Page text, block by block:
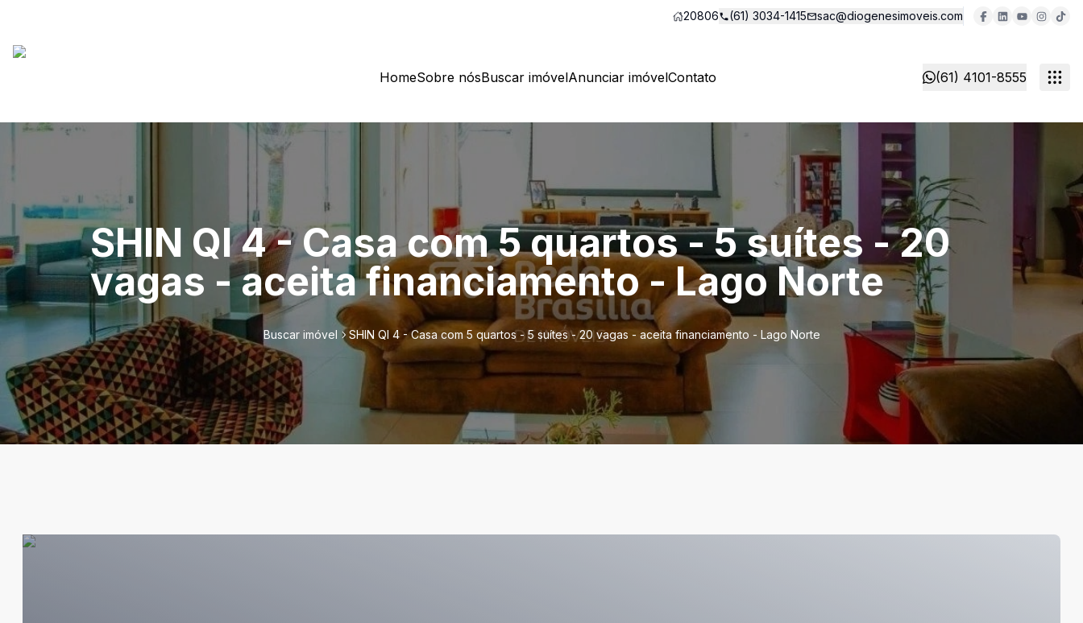
20806 (61) 3034-1415 sac@diogenesimoveis.com
HomeSobre nósBuscar imóvelAnunciar imóvelContato (61) 4101-8555
SHIN QI 4 - Casa com 5 quartos - 5 suítes - 20
vagas - aceita financiamento - Lago Norte
Buscar imóvel SHIN QI 4 - Casa com 5 quartos - 5 suítes - 20 vagas - aceita financiamento - Lago Norte